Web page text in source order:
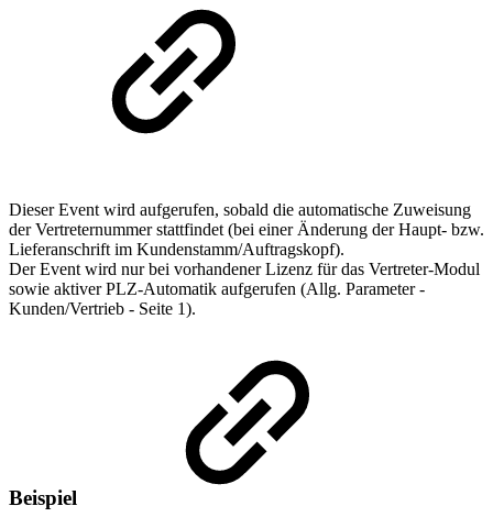
Dieser Event wird aufgerufen, sobald die automatische Zuweisung
der Vertreternummer stattfindet (bei einer Änderung der Haupt- bzw.
Lieferanschrift im Kundenstamm/Auftragskopf).
Der Event wird nur bei vorhandener Lizenz für das Vertreter-Modul
sowie aktiver PLZ-Automatik aufgerufen (Allg. Parameter -
Kunden/Vertrieb - Seite 1).
Beispiel